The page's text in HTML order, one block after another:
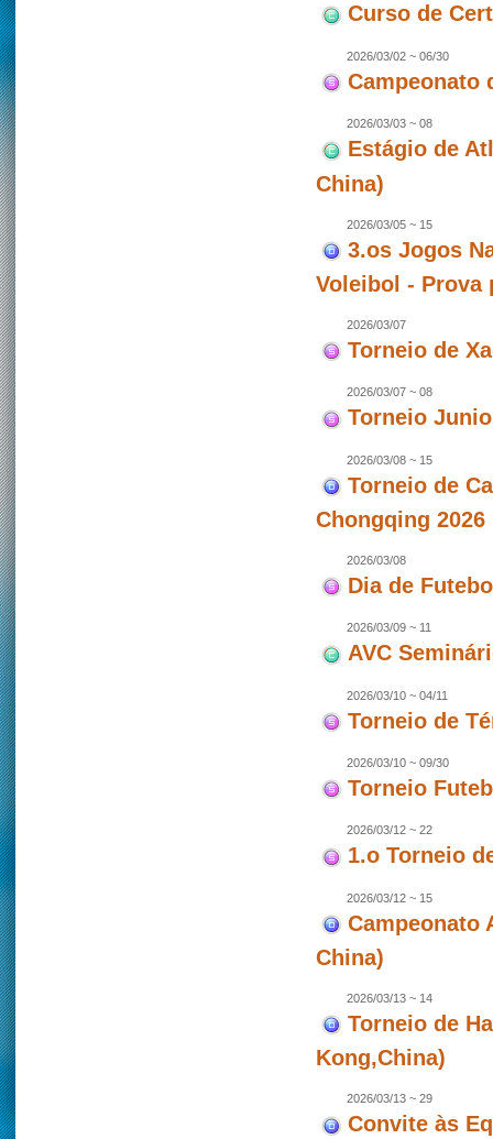
Curso de
2026/03/02 ~ 06/30
Campeonato
2026/03/03 ~ 08
Estágio de
China)
2026/03/05 ~ 15
3.os Jogos
Voleibol - Prova
2026/03/07
Torneio de
2026/03/07 ~ 08
Torneio
2026/03/08 ~ 15
Torneio de
Chongqing
2026/03/08
Dia de
2026/03/09 ~ 11
AVC
2026/03/10 ~ 04/11
Torneio de
2026/03/10 ~ 09/30
Torneio
2026/03/12 ~ 22
1.o Torneio
2026/03/12 ~ 15
Campeonato
China)
2026/03/13 ~ 14
Torneio de
Kong,China)
2026/03/13 ~ 29
Convite às